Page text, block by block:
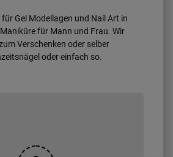
Gel Modellagen und Nail Art in
für Mann und Frau. Wir
Verschenken oder selber
oder einfach so.